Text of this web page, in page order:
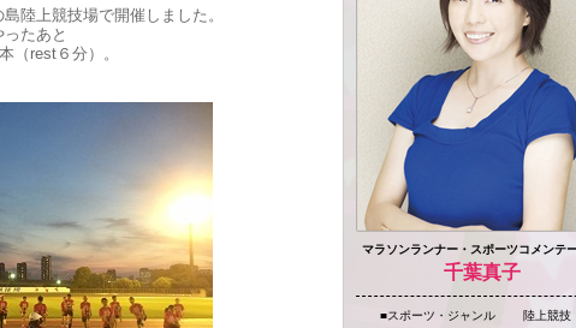
陸上競技場で開催しました。
たあと
（rest６分）。
マラソンランナー・スポーツコメンテ
千葉真子
■スポーツ・ジャンル 陸上競技